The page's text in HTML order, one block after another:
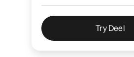
Try Deel